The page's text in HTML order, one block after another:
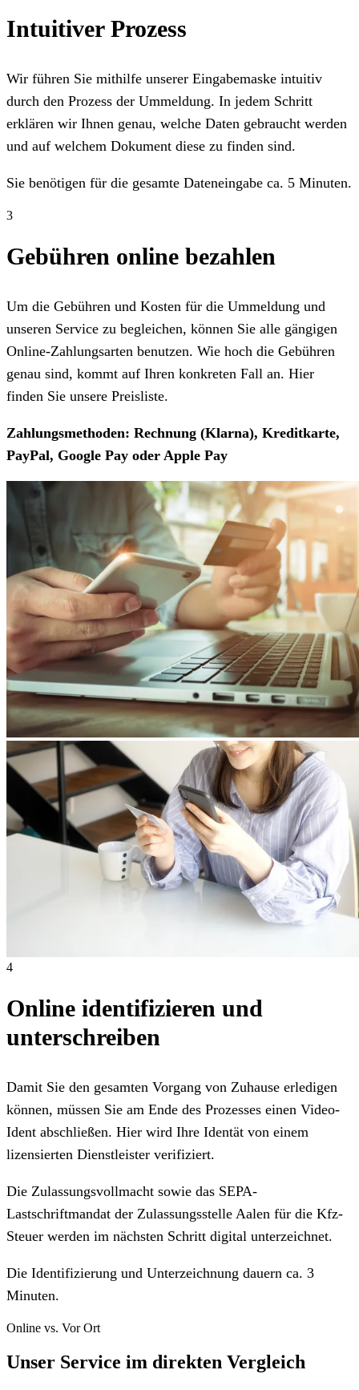
Intuitiver Prozess
Wir führen Sie mithilfe unserer Eingabemaske intuitiv
durch den Prozess der Ummeldung. In jedem Schritt
erklären wir Ihnen genau, welche Daten gebraucht werden
und auf welchem Dokument diese zu finden sind.
Sie benötigen für die gesamte Dateneingabe ca. 5 Minuten.
3
Gebühren online bezahlen
Um die Gebühren und Kosten für die Ummeldung und
unseren Service zu begleichen, können Sie alle gängigen
Online-Zahlungsarten benutzen. Wie hoch die Gebühren
genau sind, kommt auf Ihren konkreten Fall an. Hier
finden Sie unsere Preisliste.
Zahlungsmethoden: Rechnung (Klarna), Kreditkarte,
PayPal, Google Pay oder Apple Pay
4
Online identifizieren und
unterschreiben
Damit Sie den gesamten Vorgang von Zuhause erledigen
können, müssen Sie am Ende des Prozesses einen Video-
Ident abschließen. Hier wird Ihre Identät von einem
lizensierten Dienstleister verifiziert.
Die Zulassungsvollmacht sowie das SEPA-
Lastschriftmandat der Zulassungsstelle Aalen für die Kfz-
Steuer werden im nächsten Schritt digital unterzeichnet.
Die Identifizierung und Unterzeichnung dauern ca. 3
Minuten.
Online vs. Vor Ort
Unser Service im direkten Vergleich